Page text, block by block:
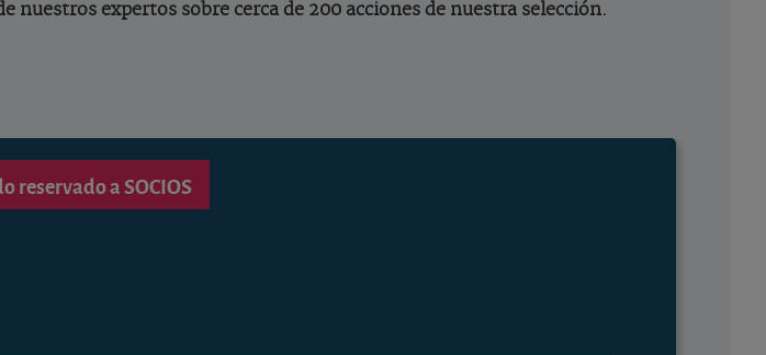
nuestros expertos sobre cerca de 200 acciones de nuestra selección.
reservado a SOCIOS